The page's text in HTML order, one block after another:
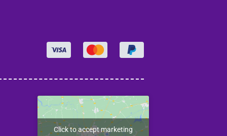
Click to accept marketing